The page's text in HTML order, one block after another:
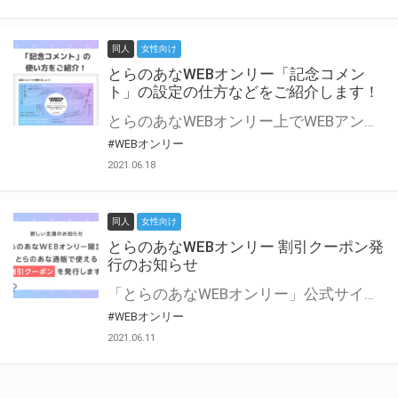
同人 女性向け
とらのあなWEBオンリー「記念コメン
ト」の設定の仕方などをご紹介します！
とらのあなWEBオンリー上でWEBアンソロジーが作成できる「記念コメント」について、その使い方や作成手順を解説します！ 支援タイプを「サークル参加型」「サークル参加型・マルシェ(イベント会場)機能付き」でお申し込みいただいている主催者様はぜひご活用ください♪ とらのあなWEBオンリーサイトはこちら
#WEBオンリー
2021.06.18
同人 女性向け
とらのあなWEBオンリー 割引クーポン発
行のお知らせ
「とらのあなWEBオンリー」公式サイトでとらのあな通販の「割引クーポン」を配布中！ イベントごとに開催当日限定で使える割引クーポンのシリアルコードを発行します。 とらのあなWEBオンリーのページをチェックして、イベント当日にお得にお買い物を楽しみましょう♪ ※本キャンペーンは予告なく終了する場合がございます。 とらのあなWEBオンリーサイトはこちら
#WEBオンリー
2021.06.11